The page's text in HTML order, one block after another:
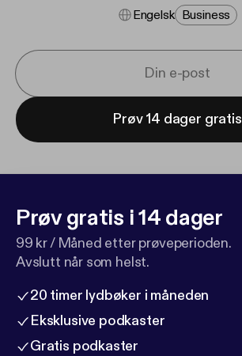
Engelsk Business
Prøv 14 dager gratis
Prøv gratis i 14 dager
99 kr / Måned etter prøveperioden.
Avslutt når som helst.
20 timer lydbøker i måneden
Eksklusive podkaster
Gratis podkaster